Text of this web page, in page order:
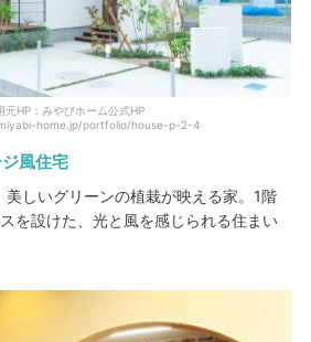
元HP：みやびホーム公式HP
home.jp/portfolio/house-p-2-4
風住宅
しいグリーンの植栽が映える家。1階
を設けた、光と風を感じられる住まい